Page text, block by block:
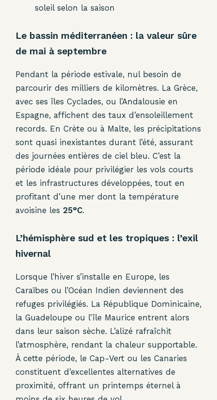
soleil selon la saison
Le bassin méditerranéen : la valeur sûre
de mai à septembre
Pendant la période estivale, nul besoin de
parcourir des milliers de kilomètres. La Grèce,
avec ses îles Cyclades, ou l’Andalousie en
Espagne, affichent des taux d’ensoleillement
records. En Crète ou à Malte, les précipitations
sont quasi inexistantes durant l’été, assurant
des journées entières de ciel bleu. C’est la
période idéale pour privilégier les vols courts
et les infrastructures développées, tout en
profitant d’une mer dont la température
avoisine les 25°C.
L’hémisphère sud et les tropiques : l’exil
hivernal
Lorsque l’hiver s’installe en Europe, les
Caraïbes ou l’Océan Indien deviennent des
refuges privilégiés. La République Dominicaine,
la Guadeloupe ou l’île Maurice entrent alors
dans leur saison sèche. L’alizé rafraîchit
l’atmosphère, rendant la chaleur supportable.
À cette période, le Cap-Vert ou les Canaries
constituent d’excellentes alternatives de
proximité, offrant un printemps éternel à